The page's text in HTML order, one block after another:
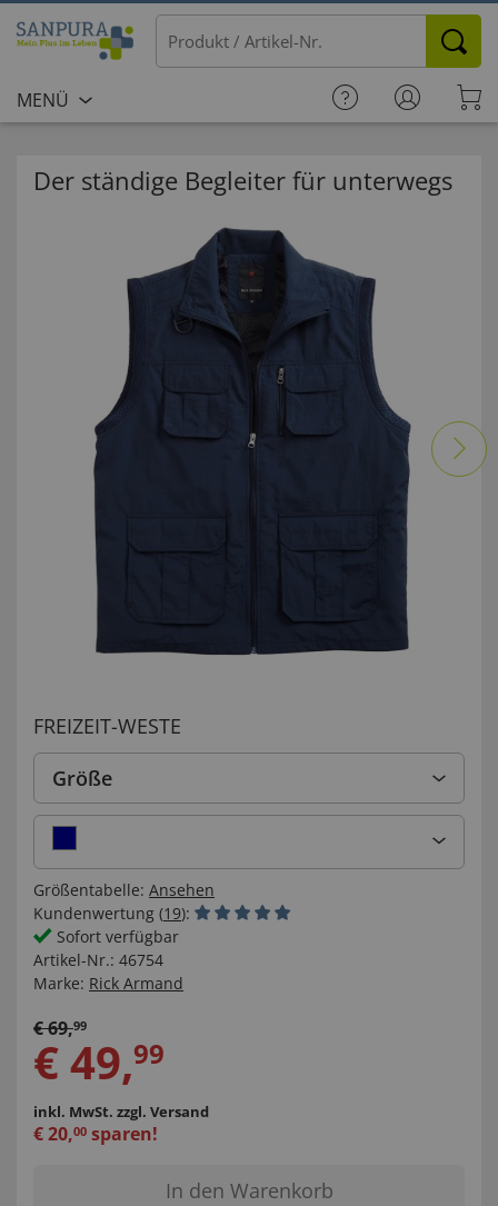
MENÜ
Der ständige Begleiter für unterwegs
FREIZEIT-WESTE
Größe
Größentabelle: Ansehen
Kundenwertung (19):
Sofort verfügbar
Artikel-Nr.: 46754
Marke: Rick Armand
€69,99
€49,99
inkl. MwSt. zzgl. Versand
€20,00 sparen!
In den Warenkorb